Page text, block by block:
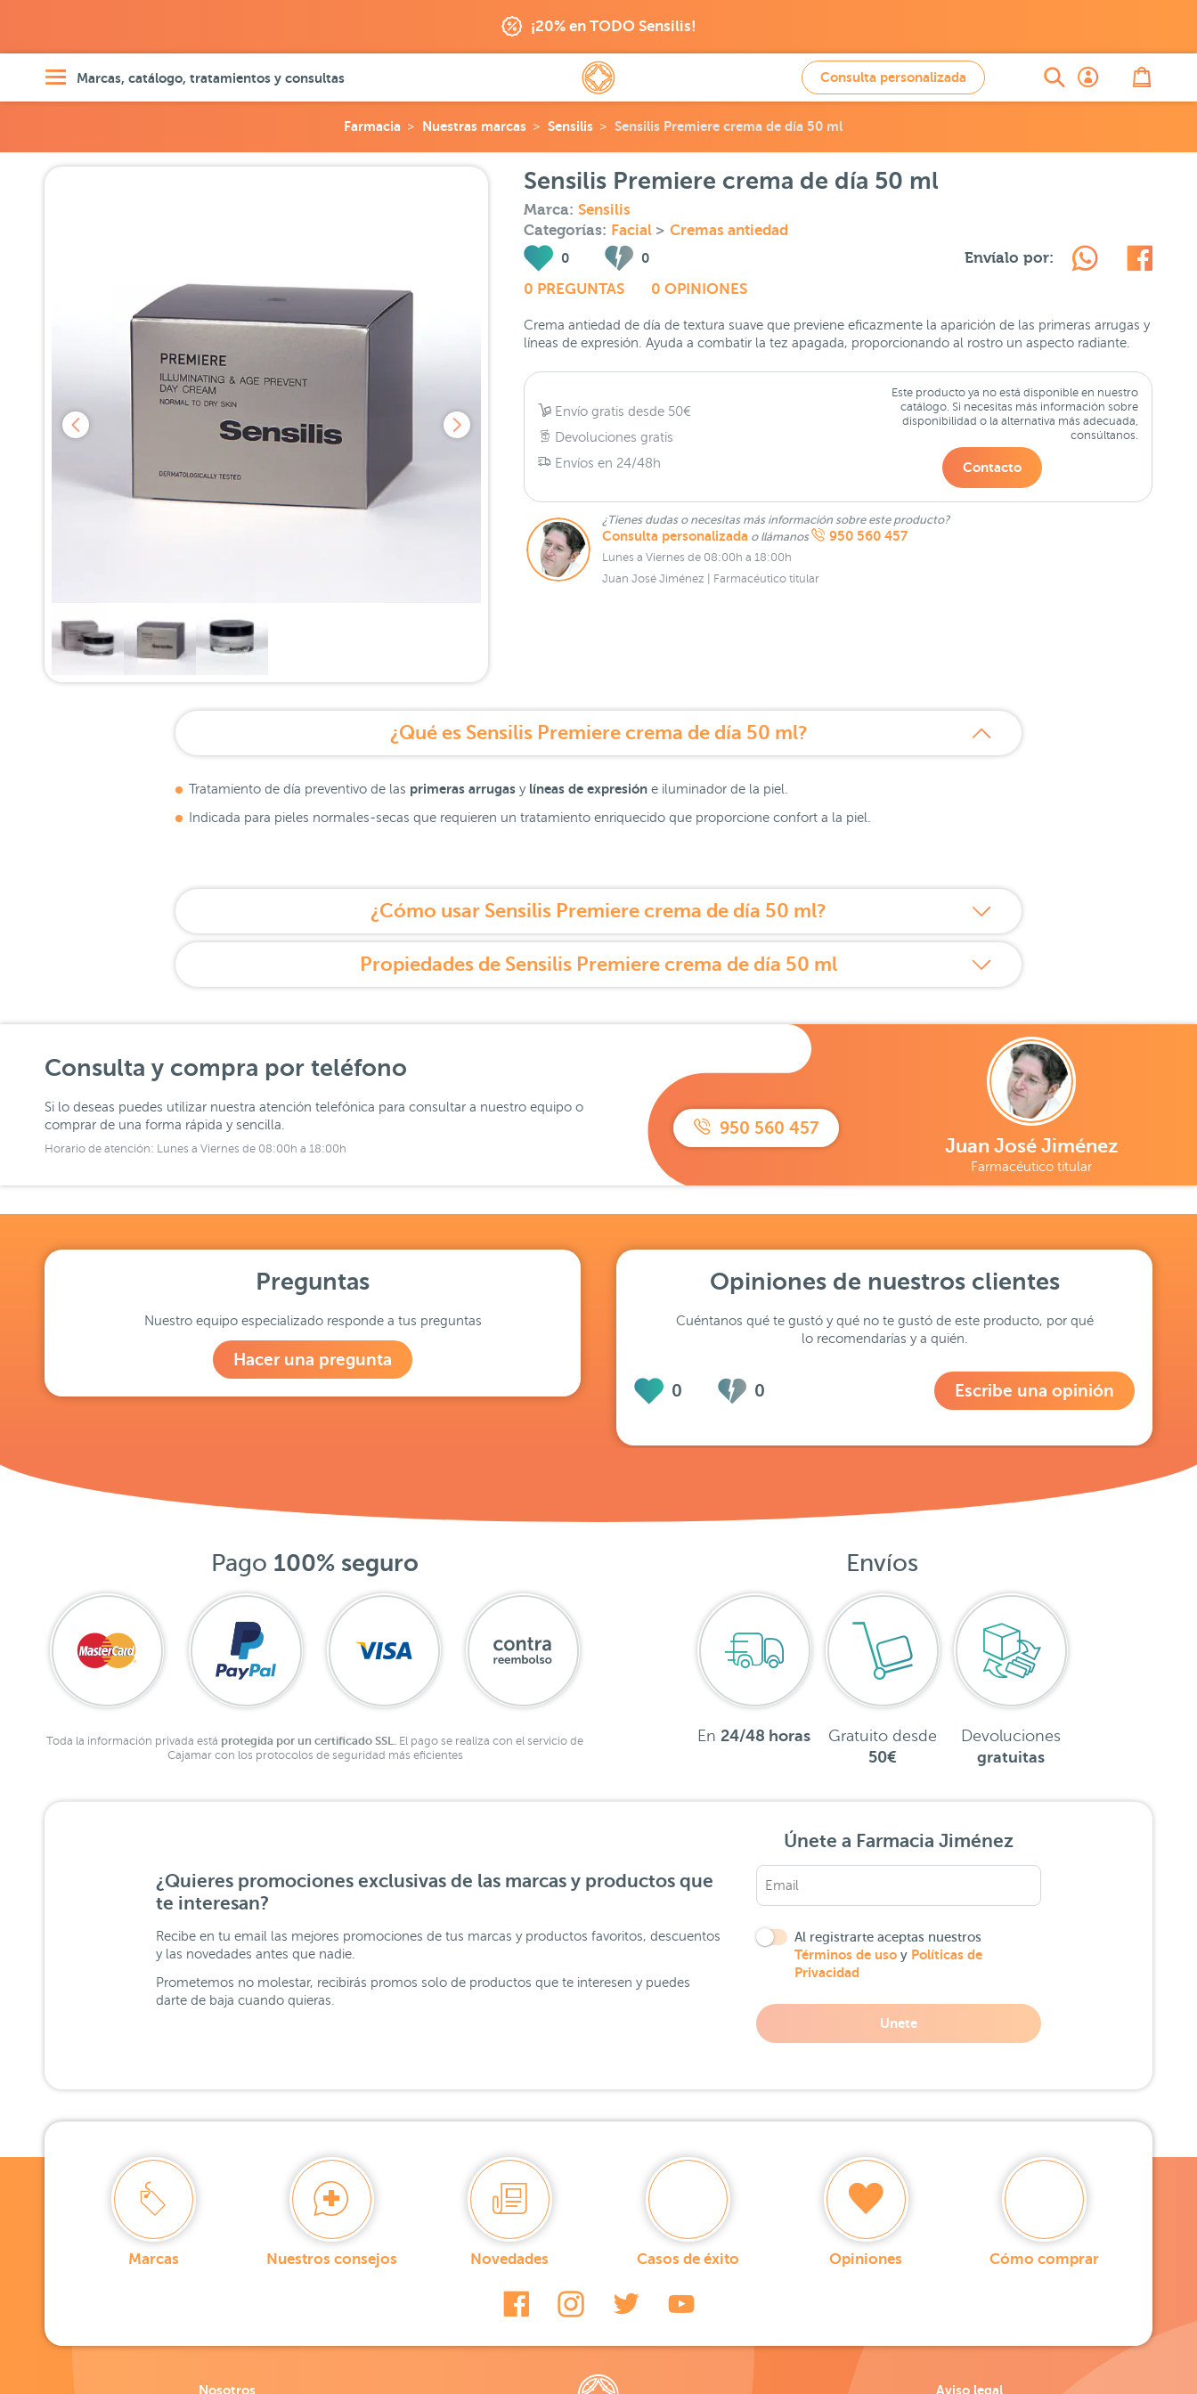
¡20% en TODO Sensilis!
Marcas, catálogo, tratamientos y consultas Consulta personalizada
Farmacia Nuestras marcas Sensilis Sensilis Premiere crema de día 50 ml
Sensilis Premiere crema de día 50 ml
Marca: Sensilis
Categorías: Facial > Cremas antiedad
0 0
0 PREGUNTAS 0 OPINIONES
Envíalo por:
Crema antiedad de día de textura suave que previene eficazmente la aparición de las primeras arrugas y
líneas de expresión. Ayuda a combatir la tez apagada, proporcionando al rostro un aspecto radiante.
Envío gratis desde 50€
Devoluciones gratis
Envíos en 24/48h
Este producto ya no está disponible en nuestro
catálogo. Si necesitas más información sobre
disponibilidad o la alternativa más adecuada,
consúltanos.
Contacto
¿Tienes dudas o necesitas más información sobre este producto?
Consulta personalizada o llámanos 950 560 457
Lunes a Viernes de 08:00h a 18:00h
Juan José Jiménez | Farmacéutico titular
¿Qué es Sensilis Premiere crema de día 50 ml?
Tratamiento de día preventivo de las primeras arrugas y líneas de expresión e iluminador de la piel.
Indicada para pieles normales-secas que requieren un tratamiento enriquecido que proporcione confort a la piel.
¿Cómo usar Sensilis Premiere crema de día 50 ml?
Propiedades de Sensilis Premiere crema de día 50 ml
Consulta y compra por teléfono
Si lo deseas puedes utilizar nuestra atención telefónica para consultar a nuestro equipo o
comprar de una forma rápida y sencilla.
Horario de atención: Lunes a Viernes de 08:00h a 18:00h
950 560 457
Juan José Jiménez
Farmacéutico titular
Preguntas
Nuestro equipo especializado responde a tus preguntas
Hacer una pregunta
Opiniones de nuestros clientes
Cuéntanos qué te gustó y qué no te gustó de este producto, por qué
lo recomendarías y a quién.
0 0 Escribe una opinión
Pago 100% seguro
Toda la información privada está protegida por un certificado SSL.
El pago se realiza con el servicio de
Cajamar con los protocolos de seguridad más eficientes
Envíos
En 24/48 horas
Gratuito desde
50€
Devoluciones
gratuitas
¿Quieres promociones exclusivas de las marcas y productos que
te interesan?
Recibe en tu email las mejores promociones de tus marcas y productos favoritos, descuentos
y las novedades antes que nadie.
Prometemos no molestar, recibirás promos solo de productos que te interesen y puedes
darte de baja cuando quieras.
Únete a Farmacia Jiménez
Al registrarte aceptas nuestros
Términos de uso y Políticas de
Privacidad
Unete
Marcas Nuestros consejos Novedades Casos de éxito Opiniones Cómo comprar
Nosotros Aviso legal